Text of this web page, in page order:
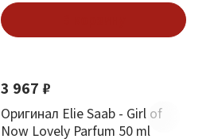
3 967 ₽
Оригинал Elie Saab - Girl of
Now Lovely Parfum 50 ml